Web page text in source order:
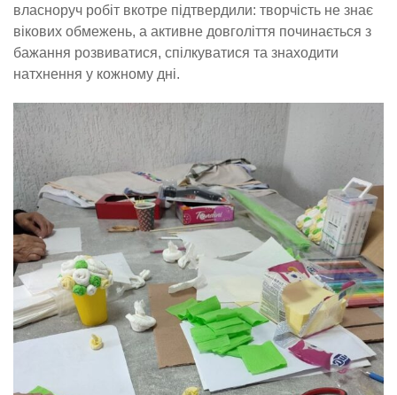
власноруч робіт вкотре підтвердили: творчість не знає
вікових обмежень, а активне довголіття починається з
бажання розвиватися, спілкуватися та знаходити
натхнення у кожному дні.